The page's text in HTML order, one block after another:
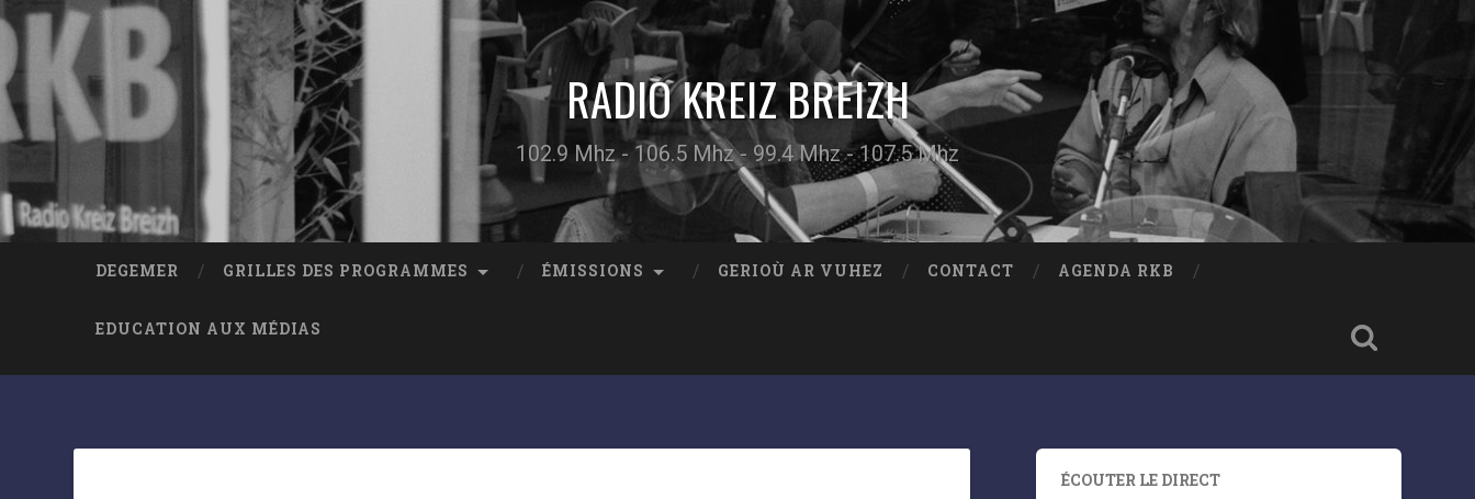
RADIO KREIZ BREIZH
102.9 Mhz - 106.5 Mhz - 99.4 Mhz - 107.5 Mhz
DEGEMER GRILLES DES PROGRAMMES ÉMISSIONS GERIOÙ AR VUHEZ CONTACT AGENDA RKB
EDUCATION AUX MÉDIAS
ÉCOUTER LE DIRECT